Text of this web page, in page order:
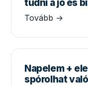
tudni a jó és
Tovább →
Napelem +
spórolhat